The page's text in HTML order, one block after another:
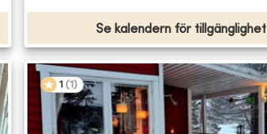
Se kalendern för tillgänglighet
1 (1 )